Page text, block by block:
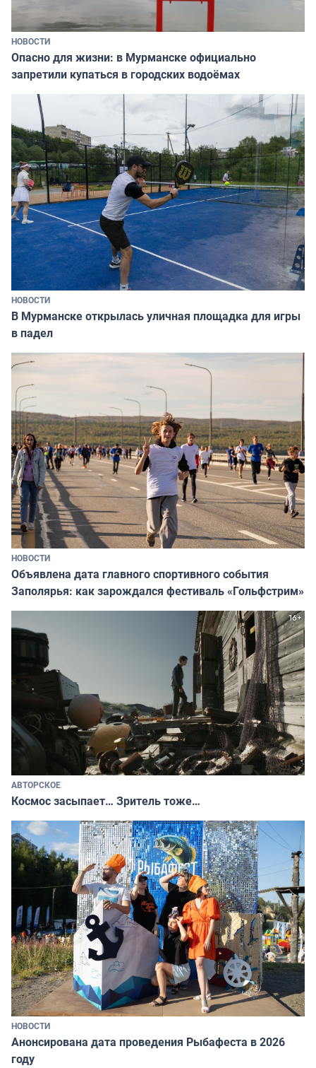
НОВОСТИ
Опасно для жизни: в Мурманске официально
запретили купаться в городских водоёмах
НОВОСТИ
В Мурманске открылась уличная площадка для игры
в падел
НОВОСТИ
Объявлена дата главного спортивного события
Заполярья: как зарождался фестиваль «Гольфстрим»
АВТОРСКОЕ
Космос засыпает… Зритель тоже…
НОВОСТИ
Анонсирована дата проведения Рыбафеста в 2026
году